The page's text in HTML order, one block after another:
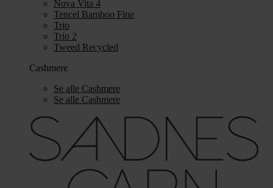
Nova Vita 4
Tencel Bamboo Fine
Trio
Trio 2
Tweed Recycled
Cashmere
Se alle Cashmere
Se alle Cashmere